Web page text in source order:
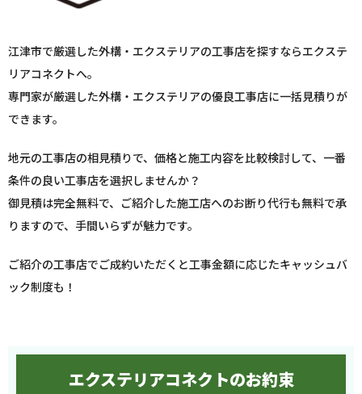
江津市で厳選した外構・エクステリアの工事店を探すならエクステ
リアコネクトへ。
専門家が厳選した外構・エクステリアの優良工事店に一括見積りが
できます。
地元の工事店の相見積りで、価格と施工内容を比較検討して、一番
条件の良い工事店を選択しませんか？
御見積は完全無料で、ご紹介した施工店へのお断り代行も無料で承
りますので、手間いらずが魅力です。
ご紹介の工事店でご成約いただくと工事金額に応じたキャッシュバ
ック制度も！
エクステリアコネクトのお約束